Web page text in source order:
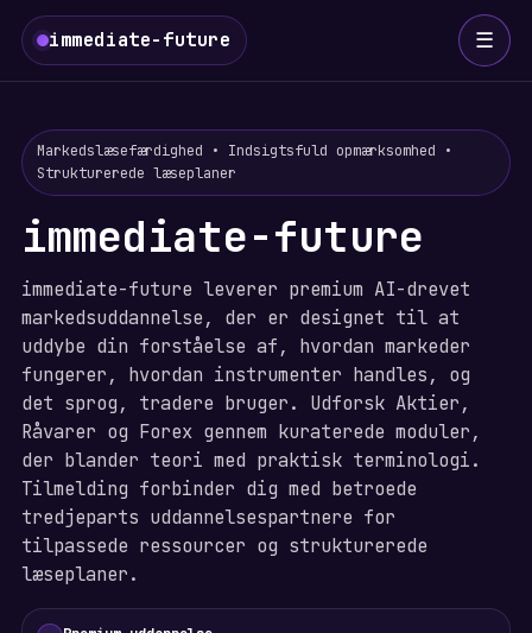
immediate-future ☰
Markedslæsefærdighed • Indsigtsfuld opmærksomhed •
Strukturerede læseplaner
immediate-future
immediate-future leverer premium AI-drevet
markedsuddannelse, der er designet til at
uddybe din forståelse af, hvordan markeder
fungerer, hvordan instrumenter handles, og
det sprog, tradere bruger. Udforsk Aktier,
Råvarer og Forex gennem kuraterede moduler,
der blander teori med praktisk terminologi.
Tilmelding forbinder dig med betroede
tredjeparts uddannelsespartnere for
tilpassede ressourcer og strukturerede
læseplaner.